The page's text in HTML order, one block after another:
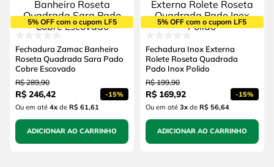
5% OFF com o cupom LF5
Fechadura Zamac Banheiro
Roseta Quadrada Sara Pado
Cobre Escovado
R$ 289,90
R$ 246,42 -15%
Ou em até 4xde R$ 61,61
ADICIONAR AO CARRINHO
5% OFF com o cupom LF5
Fechadura Inox Externa
Rolete Roseta Quadrada
Pado Inox Polido
R$ 199,90
R$ 169,92 -15%
Ou em até 3xde R$ 56,64
ADICIONAR AO CARRINHO